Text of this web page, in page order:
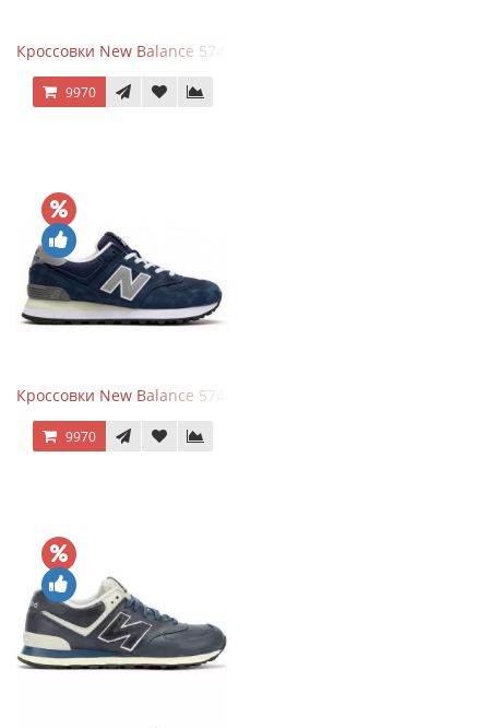
Кроссовки New Balance 574 Power Beige Pink
9970
Кроссовки New Balance 574 Classic Blue Grey
9970